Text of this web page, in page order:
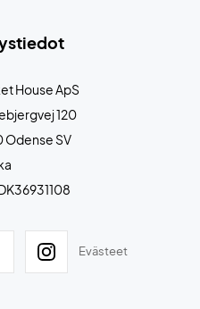
House ApS
120
Odense SV
Evästeet